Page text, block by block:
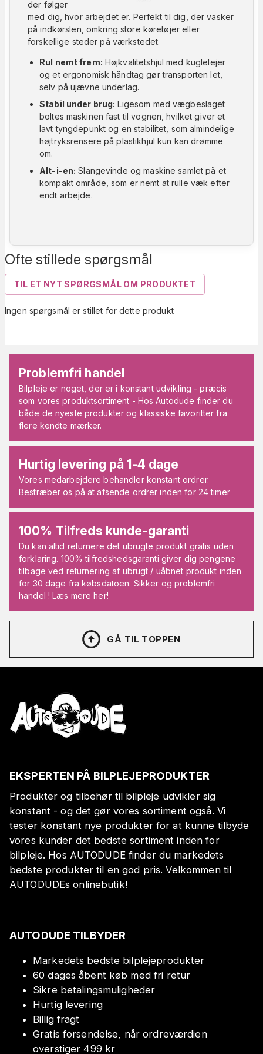
Ofte stillede spørgsmål
TIL ET NYT SPØRGSMÅL OM PRODUKTET
Ingen spørgsmål er stillet for dette produkt
der følger
med dig, hvor arbejdet er. Perfekt til dig, der vasker
på indkørslen, omkring store køretøjer eller
forskellige steder på værkstedet.
Rul nemt frem: Højkvalitetshjul med kuglelejer
og et ergonomisk håndtag gør transporten let,
selv på ujævne underlag.
Stabil under brug: Ligesom med vægbeslaget
boltes maskinen fast til vognen, hvilket giver et
lavt tyngdepunkt og en stabilitet, som almindelige
højtryksrensere på plastikhjul kun kan drømme
om.
Alt-i-en: Slangevinde og maskine samlet på et
kompakt område, som er nemt at rulle væk efter
endt arbejde.
Problemfri handel
Bilpleje er noget, der er i konstant udvikling - præcis
som vores produktsortiment - Hos Autodude finder du
både de nyeste produkter og klassiske favoritter fra
flere kendte mærker.
Hurtig levering på 1-4 dage
Vores medarbejdere behandler konstant ordrer.
Bestræber os på at afsende ordrer inden for 24 timer
100% Tilfreds kunde-garanti
Du kan altid returnere det ubrugte produkt gratis uden
forklaring. 100% tilfredshedsgaranti giver dig pengene
tilbage ved returnering af ubrugt / uåbnet produkt inden
for 30 dage fra købsdatoen. Sikker og problemfri
handel ! Læs mere her!
GÅ TIL TOPPEN
EKSPERTEN PÅ BILPLEJEPRODUKTER
Produkter og tilbehør til bilpleje udvikler sig
konstant - og det gør vores sortiment også. Vi
tester konstant nye produkter for at kunne tilbyde
vores kunder det bedste sortiment inden for
bilpleje. Hos AUTODUDE finder du markedets
bedste produkter til en god pris. Velkommen til
AUTODUDEs onlinebutik!
AUTODUDE TILBYDER
Markedets bedste bilplejeprodukter
60 dages åbent køb med fri retur
Sikre betalingsmuligheder
Hurtig levering
Billig fragt
Gratis forsendelse, når ordreværdien
overstiger 499 kr